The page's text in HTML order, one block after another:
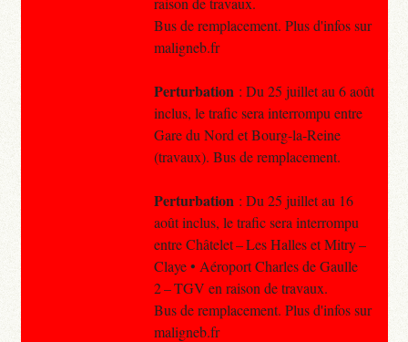
Bus de remplacement. Plus d'infos sur
maligneb.fr
Perturbation : Du 25 juillet au 6 août
inclus, le trafic sera interrompu entre
Gare du Nord et Bourg-la-Reine
(travaux). Bus de remplacement.
Perturbation : Du 25 juillet au 16
août inclus, le trafic sera interrompu
entre Châtelet – Les Halles et Mitry –
Claye • Aéroport Charles de Gaulle
2 – TGV en raison de travaux.
Bus de remplacement. Plus d'infos sur
maligneb.fr